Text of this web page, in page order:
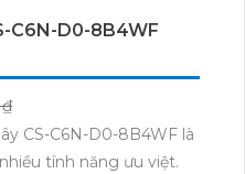
C6N-D0-8B4WF
CS-C6N-D0-8B4WF là
tính năng ưu việt.